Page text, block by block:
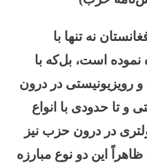
نه تنها با
است، بل‌که با
و رویزیونیستی در درون
و تا حدودی با انواع
در درون حزب نیز
این دو نوع مبارزه